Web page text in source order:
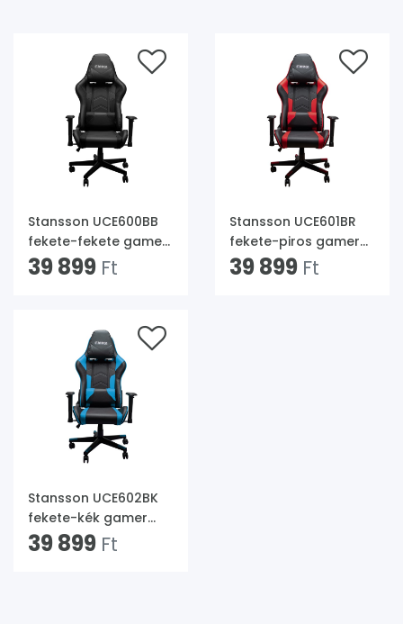
Stansson UCE600BB
fekete-fekete gamer
szék
39 899 Ft
Stansson UCE601BR
fekete-piros gamer
szék
39 899 Ft
Stansson UCE602BK
fekete-kék gamer
szék
39 899 Ft